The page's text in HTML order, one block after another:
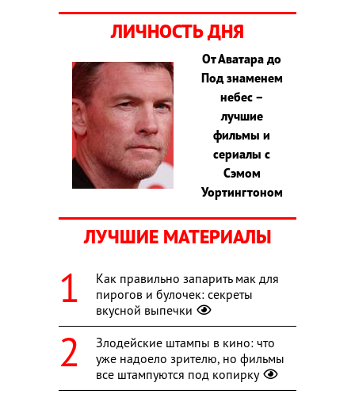
ЛИЧНОСТЬ ДНЯ
От Аватара до
Под знаменем
небес –
лучшие
фильмы и
сериалы с
Сэмом
Уортингтоном
ЛУЧШИЕ МАТЕРИАЛЫ
Как правильно запарить мак для
пирогов и булочек: секреты
вкусной выпечки
Злодейские штампы в кино: что
уже надоело зрителю, но фильмы
все штампуются под копирку